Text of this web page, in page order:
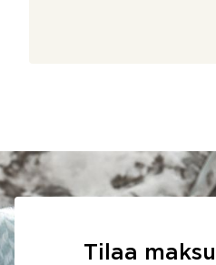
Tilaa